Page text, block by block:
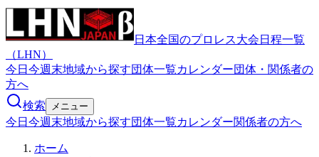
日本全国のプロレス大会日程一覧
（LHN）
今日 今週末地域から探す団体一覧カレンダー団体・関係者の
方へ
検索
メニュー
今日 今週末地域から探す団体一覧カレンダー関係者の方へ
ホーム